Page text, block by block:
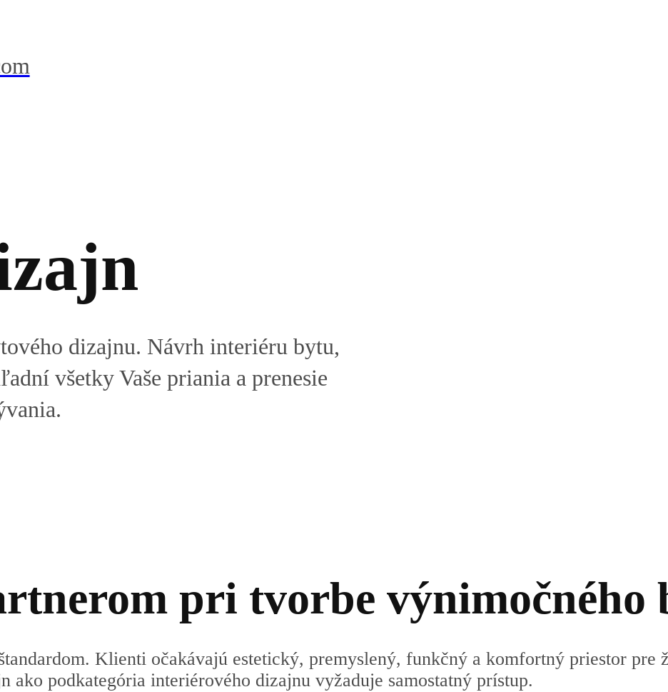
dizajnu. Návrh interiéru bytu,
všetky Vaše priania a prenesie
pri tvorbe výnimočného
Klienti očakávajú estetický, premyslený, funkčný a komfortný priestor pre
ako podkategória interiérového dizajnu vyžaduje samostatný prístup.